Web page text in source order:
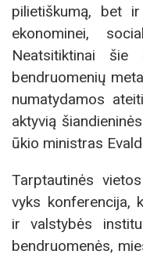
pilietiškumą, bet
ekonominei,
Neatsitiktinai
bendruomenių
numatydamos
aktyvią
ūkio ministras
Tarptautinės
vyks konferencija,
ir valstybės
bendruomenės,